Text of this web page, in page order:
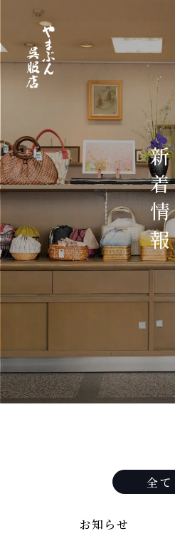
新
着
情
報
全て
お知らせ